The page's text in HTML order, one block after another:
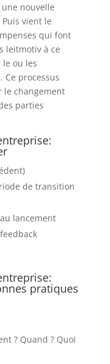
nouvelle
vient le
qui font
leitmotiv à ce
ou les
processus
le changement
parties
de transition
lancement
pratiques
? Quand ? Quoi